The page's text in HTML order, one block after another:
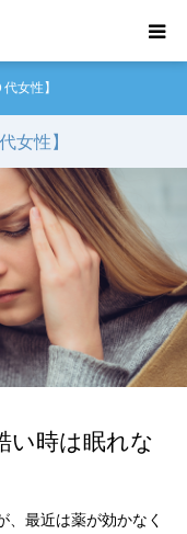
女性】
女性】
い時は眠れな
、最近は薬が効かなく